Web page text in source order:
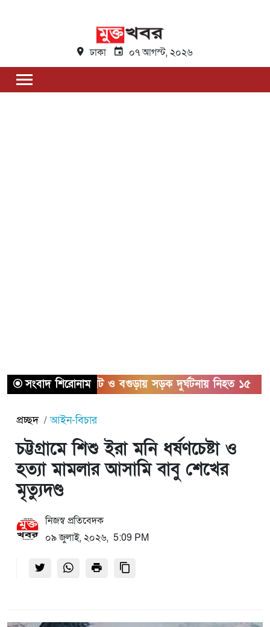
ঢাকা ০৭ আগস্ট, ২০২৬
সংবাদ শিরোনাম
সিলেট ও বগুড়ায় সড়ক দুর্ঘটনায় নিহত ১৫
প্রচ্ছদ আইন-বিচার
চট্টগ্রামে শিশু ইরা মনি ধর্ষণচেষ্টা ও
হত্যা মামলার আসামি বাবু শেখের
মৃত্যুদণ্ড
নিজস্ব প্রতিবেদক
০৯ জুলাই, ২০২৬, 5:09 PM